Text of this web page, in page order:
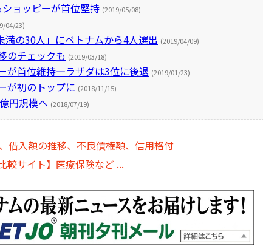
ョッピーが首位堅持 (2019/05/08)
04/23)
の30人」にベトナムから4人選出 (2019/04/09)
のチェックも (2019/03/18)
が首位維持―ラザダは3位に後退 (2019/01/23)
が初のトップに (2018/11/15)
円規模へ (2018/07/19)
借入額の推移、不良債権額、信用格付
較サイト】医療保険など ...